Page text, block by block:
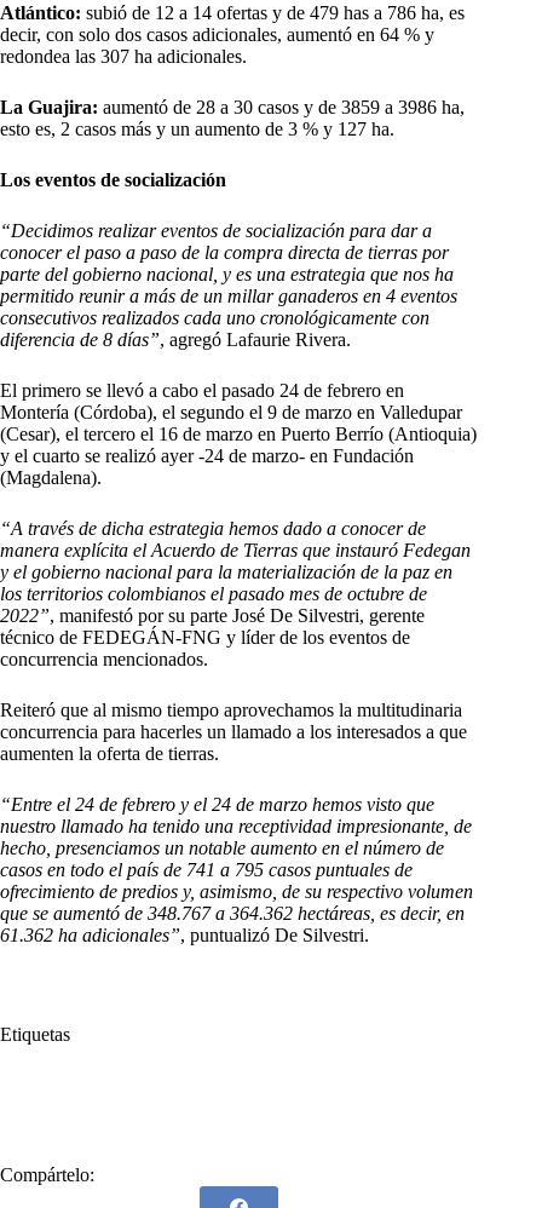
Atlántico: subió de 12 a 14 ofertas y de 479 has a 786 ha, es
decir, con solo dos casos adicionales, aumentó en 64 % y
redondea las 307 ha adicionales.
La Guajira: aumentó de 28 a 30 casos y de 3859 a 3986 ha,
esto es, 2 casos más y un aumento de 3 % y 127 ha.
Los eventos de socialización
“Decidimos realizar eventos de socialización para dar a
conocer el paso a paso de la compra directa de tierras por
parte del gobierno nacional, y es una estrategia que nos ha
permitido reunir a más de un millar ganaderos en 4 eventos
consecutivos realizados cada uno cronológicamente con
diferencia de 8 días”, agregó Lafaurie Rivera.
El primero se llevó a cabo el pasado 24 de febrero en
Montería (Córdoba), el segundo el 9 de marzo en Valledupar
(Cesar), el tercero el 16 de marzo en Puerto Berrío (Antioquia)
y el cuarto se realizó ayer -24 de marzo- en Fundación
(Magdalena).
“A través de dicha estrategia hemos dado a conocer de
manera explícita el Acuerdo de Tierras que instauró Fedegan
y el gobierno nacional para la materialización de la paz en
los territorios colombianos el pasado mes de octubre de
2022”, manifestó por su parte José De Silvestri, gerente
técnico de FEDEGÁN-FNG y líder de los eventos de
concurrencia mencionados.
Reiteró que al mismo tiempo aprovechamos la multitudinaria
concurrencia para hacerles un llamado a los interesados a que
aumenten la oferta de tierras.
“Entre el 24 de febrero y el 24 de marzo hemos visto que
nuestro llamado ha tenido una receptividad impresionante, de
hecho, presenciamos un notable aumento en el número de
casos en todo el país de 741 a 795 casos puntuales de
ofrecimiento de predios y, asimismo, de su respectivo volumen
que se aumentó de 348.767 a 364.362 hectáreas, es decir, en
61.362 ha adicionales”, puntualizó De Silvestri.
Etiquetas
Compártelo: